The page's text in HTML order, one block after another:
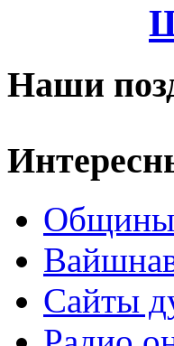
Наши
Общины
Сайты